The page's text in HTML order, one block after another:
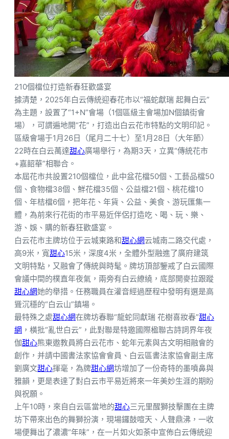
210個檔位打造新春狂歡盛宴
據清楚，2025年白云傳統迎春花市以“福蛇獻瑞 起舞白云”
為主題，設置了“1+N”會場（1個區級主會場加N個鎮街會
場），可謂遍地開“花”，打造出白云花市特點的文明印記。
區級會場于1月26日（尾月二十七）至1月28日（大年節）
22時在白云萬達甜心廣場舉行，為期3天，立異“傳統花市
+嘉韶華”相聯合。
本屆花市共設置210個檔位，此中盆花檔50個、工藝品檔50
個、食物檔38個、鮮花檔35個、公益檔21個、桃花檔10
個、年桔檔6個，把年花、年貨、公益、美食、游玩匯集一
體，為前來行花街的市平易近伴侶打造吃、喝、玩、樂、
游、娛、購的新春狂歡盛宴。
白云花市主牌坊位于云城東路和甜心網云城南二路交代處，
高9米，寬甜心15米，深度4米，全體外型融進了廣府建筑
文明特點，又融會了傳統與時髦。牌坊頂部鑒戒了白云國際
會議中間的樸直年夜氣，兩旁有白云繚繞，底部開麥拉跟蹤
甜心網她的舉措。任務職員在灌音經過歷程中發明有選是高
聳沉穩的“白云山”鎮場。
最特殊之處甜心網在牌坊春聯“龍蛇同獻瑞 花樹喜妝春”甜心
網 ，橫批“亂世白云”，此對聯是特邀國際楹聯古詩詞界年夜
伽甜心熊東遨教員將白云花市、蛇年元素與古文明相融會的
創作，并請中國書法家協會會員、白云區書法家協會副主席
劉廣文甜心揮毫，為牌甜心網坊增加了一份奇特的墨噴鼻與
雅韻，更是表達了對白云市平易近將來一年美妙生涯的期盼
與祝願。
上午10時，來自白云區當地的甜心三元里醒獅技擊團在主牌
坊下帶來出色的舞獅扮演，現場鑼鼓喧天、人聲鼎沸，一收
場便舞出了濃濃“年味”，在一片如火如荼中宣佈白云傳統迎